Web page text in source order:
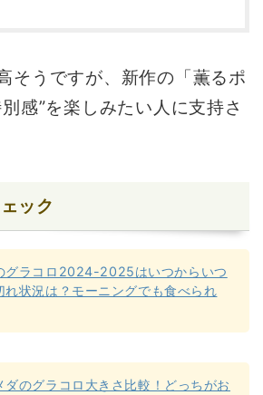
そうですが、新作の「薫るポ
感”を楽しみたい人に支持さ
ック
グラコロ2024-2025はいつからいつ
れ状況は？モーニングでも食べられ
ダのグラコロ大きさ比較！どっちがお